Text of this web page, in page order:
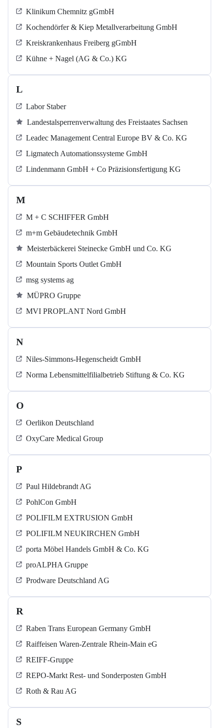
Klinikum Chemnitz gGmbH
Kochendörfer & Kiep Metallverarbeitung GmbH
Kreiskrankenhaus Freiberg gGmbH
Kühne + Nagel (AG & Co.) KG
L
Labor Staber
Landestalsperrenverwaltung des Freistaates Sachsen
Leadec Management Central Europe BV & Co. KG
Ligmatech Automationssysteme GmbH
Lindenmann GmbH + Co Präzisionsfertigung KG
M
M + C SCHIFFER GmbH
m+m Gebäudetechnik GmbH
Meisterbäckerei Steinecke GmbH und Co. KG
Mountain Sports Outlet GmbH
msg systems ag
MÜPRO Gruppe
MVI PROPLANT Nord GmbH
N
Niles-Simmons-Hegenscheidt GmbH
Norma Lebensmittelfilialbetrieb Stiftung & Co. KG
O
Oerlikon Deutschland
OxyCare Medical Group
P
Paul Hildebrandt AG
PohlCon GmbH
POLIFILM EXTRUSION GmbH
POLIFILM NEUKIRCHEN GmbH
porta Möbel Handels GmbH & Co. KG
proALPHA Gruppe
Prodware Deutschland AG
R
Raben Trans European Germany GmbH
Raiffeisen Waren-Zentrale Rhein-Main eG
REIFF-Gruppe
REPO-Markt Rest- und Sonderposten GmbH
Roth & Rau AG
S